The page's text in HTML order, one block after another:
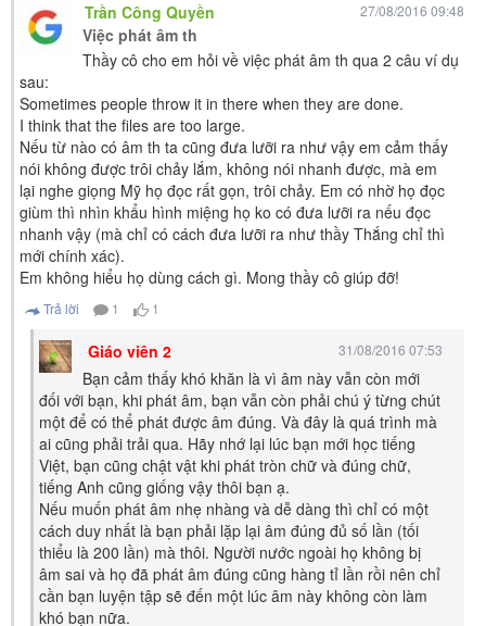
Trần Công Quyền 27/08/2016 09:48
Việc phát âm th
Thầy cô cho em hỏi về việc phát âm th qua 2 câu ví dụ
sau:
Sometimes people throw it in there when they are done.
I think that the files are too large.
Nếu từ nào có âm th ta cũng đưa lưỡi ra như vậy em cảm thấy
nói không được trôi chảy lắm, không nói nhanh được, mà em
lại nghe giọng Mỹ họ đọc rất gọn, trôi chảy. Em có nhờ họ đọc
giùm thì nhìn khẩu hình miệng họ ko có đưa lưỡi ra nếu đọc
nhanh vậy (mà chỉ có cách đưa lưỡi ra như thầy Thắng chỉ thì
mới chính xác).
Em không hiểu họ dùng cách gì. Mong thầy cô giúp đỡ!
Trả lời 1 1
Giáo viên 2 31/08/2016 07:53
Bạn cảm thấy khó khăn là vì âm này vẫn còn mới
đối với bạn, khi phát âm, bạn vẫn còn phải chú ý từng chút
một để có thể phát được âm đúng. Và đây là quá trình mà
ai cũng phải trải qua. Hãy nhớ lại lúc bạn mới học tiếng
Việt, bạn cũng chật vật khi phát tròn chữ và đúng chữ,
tiếng Anh cũng giống vậy thôi bạn ạ.
Nếu muốn phát âm nhẹ nhàng và dễ dàng thì chỉ có một
cách duy nhất là bạn phải lặp lại âm đúng đủ số lần (tối
thiểu là 200 lần) mà thôi. Người nước ngoài họ không bị
âm sai và họ đã phát âm đúng cũng hàng tỉ lần rồi nên chỉ
cần bạn luyện tập sẽ đến một lúc âm này không còn làm
khó bạn nữa.